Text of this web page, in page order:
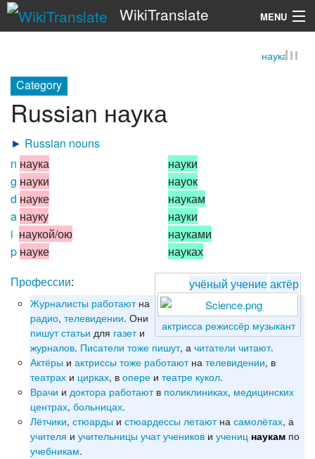
WikiTranslate MENU
наука
Category
Russian наука
► Russian nouns
n наука
g науки
d науке
a науку
i наукой/ою
p науке
науки
науок
наукам
науки
науками
науках
учёный учениеактёр
актрисса режиссёр музыкант
Профессии:
Журналисты работаютна
радио,телевидении. Они
пишут статьи для газети
журналов. Писатели тоже пишут, ачитатели читают.
Актёры иактриссы тоже работаютнателевидении, в
театрах и цирках, вопере итеатре кукол.
Врачи идоктора работаютв поликлиниках, медицинских
центрах,больницах.
Лётчики,стюарды истюардессы летаютнасамолётах, а
учителя иучительницы учат учеников иучениц наукам по
учебникам.